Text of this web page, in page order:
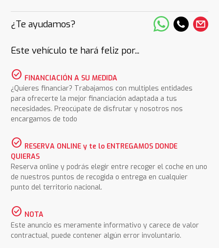
¿Te ayudamos?
Este vehículo te hará feliz por...
check_circle FINANCIACIÓN A SU MEDIDA
¿Quieres financiar? Trabajamos con multiples entidades
para ofrecerte la mejor financiación adaptada a tus
necesidades. Preocúpate de disfrutar y nosotros nos
encargamos de todo
check_circle RESERVA ONLINE y te lo ENTREGAMOS DONDE
QUIERAS
Reserva online y podrás elegir entre recoger el coche en uno
de nuestros puntos de recogida o entrega en cualquier
punto del territorio nacional.
check_circle NOTA
Este anuncio es meramente informativo y carece de valor
contractual, puede contener algún error involuntario.